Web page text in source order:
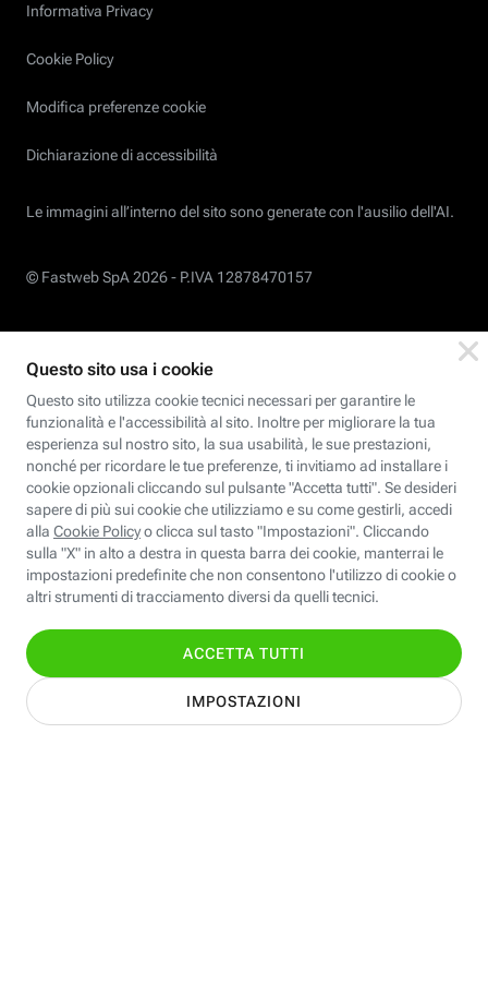
Informativa Privacy
Cookie Policy
Modifica preferenze cookie
Dichiarazione di accessibilità
Le immagini all’interno del sito sono generate con l'ausilio dell'AI.
© Fastweb SpA 2026 - P.IVA 12878470157